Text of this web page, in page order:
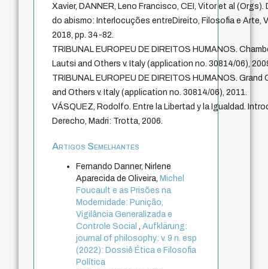
Xavier, DANNER, Leno Francisco, CEI, Vitor et al
do abismo: Interlocuções entreDireito, Filosofia e Arte,
2018, pp. 34-82.
TRIBUNAL EUROPEU DE DIREITOS HUMANOS.
Lautsi and Others v. Italy (application no. 30814/06),
TRIBUNAL EUROPEU DE DIREITOS HUMANOS.
and Others v. Italy (application no. 30814/06), 2011.
VÁSQUEZ, Rodolfo. Entre la Libertad y la Igualdad.
Derecho, Madri: Trotta, 2006.
Artigos Semelhantes
Fernando Danner, Nirlene
Aparecida de Oliveira, Michel
Foucault e as Prisões na
Modernidade: Punição,
Vigilância Generalizada e
Controle Social,Aufklärung:
journal of philosophy: v. 9 n. esp
(2022): Dossiê Ética e Filosofia
Política